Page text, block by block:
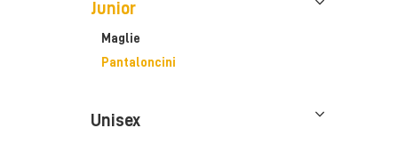
Junior
Maglie
Pantaloncini
Unisex